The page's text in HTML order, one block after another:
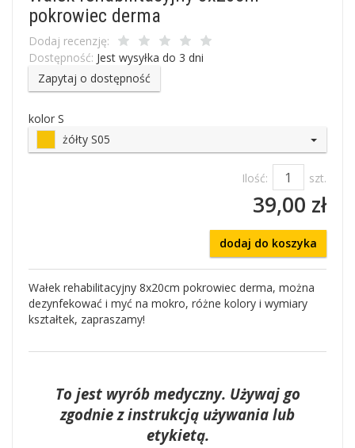
pokrowiec derma
Dodaj recenzję:
Dostępność: Jest wysyłka do 3 dni
Zapytaj o dostępność
kolor S
żółty S05
Ilość: szt.
39,00 zł
dodaj do koszyka
Wałek rehabilitacyjny 8x20cm pokrowiec derma, można
dezynfekować i myć na mokro, różne kolory i wymiary
kształtek, zapraszamy!
To jest wyrób medyczny. Używaj go
zgodnie z instrukcją używania lub
etykietą.